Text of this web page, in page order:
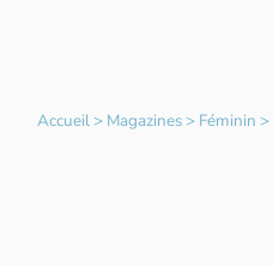
Accueil> Magazines> Féminin >